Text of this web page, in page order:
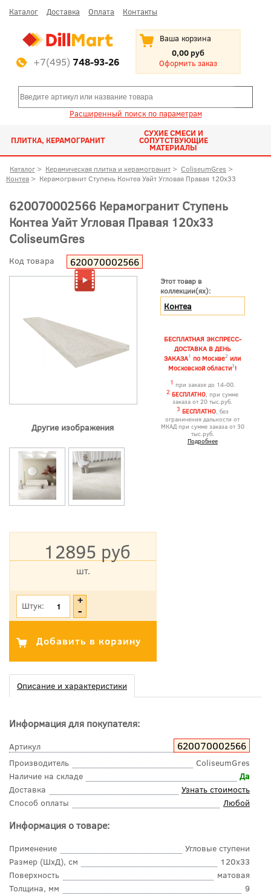
Каталог Доставка Оплата Контакты
+7(495) 748-93-26
Ваша корзина
0,00 руб
Оформить заказ
Расширенный поиск по параметрам
ПЛИТКА, КЕРАМОГРАНИТ
СУХИЕ СМЕСИ И
СОПУТСТВУЮЩИЕ
МАТЕРИАЛЫ
Каталог > Керамическая плитка и керамогранит > ColiseumGres >
Контеа > Керамогранит Ступень Контеа Уайт Угловая Правая 120x33
620070002566 Керамогранит Ступень
Контеа Уайт Угловая Правая 120x33
ColiseumGres
Код товара 620070002566
Другие изображения
Этот товар в
коллекции(ях):
Контеа
БЕСПЛАТНАЯ ЭКСПРЕСС-
ДОСТАВКА В ДЕНЬ
ЗАКАЗА1 по Москве2 или
Московской области3!
1 при заказе до 14-00.
2 БЕСПЛАТНО, при сумме
заказа от 20 тыс.руб.
3 БЕСПЛАТНО, без
ограничения дальности от
МКАД при сумме заказа от 30
тыс.руб.
Подробнее
12895 руб
шт.
Штук:
Описание и характеристики
Информация для покупателя:
Артикул 620070002566
Производитель
ColiseumGres
Наличие на складе
Да
Доставка
Узнать стоимость
Способ оплаты
Любой
Информация о товаре:
Применение
Угловые ступени
Размер (ШхД), см
120x33
Поверхность
матовая
Толщина, мм
9